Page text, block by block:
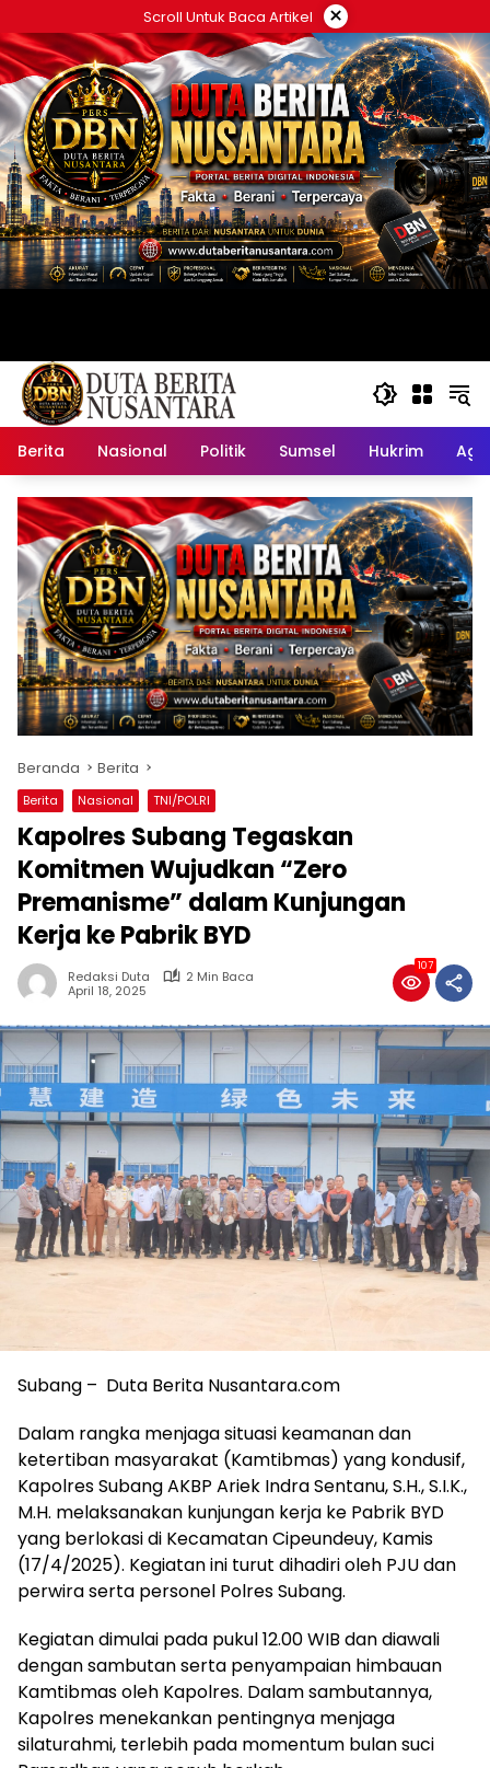
ke
konten
Scroll Untuk Baca Artikel ×
Berita Nasional Politik Sumsel Hukrim
Beranda Berita
Berita Nasional TNI/POLRI
Kapolres Subang Tegaskan
Komitmen Wujudkan “Zero
Premanisme” dalam Kunjungan
Kerja ke Pabrik BYD
Redaksi Duta
2 Min Baca
April 18, 2025
107
Subang – Duta Berita Nusantara.com
Dalam rangka menjaga situasi keamanan dan
ketertiban masyarakat (Kamtibmas) yang kondusif,
Kapolres Subang AKBP Ariek Indra Sentanu, S.H., S.I.K.,
M.H. melaksanakan kunjungan kerja ke Pabrik BYD
yang berlokasi di Kecamatan Cipeundeuy, Kamis
(17/4/2025). Kegiatan ini turut dihadiri oleh PJU dan
perwira serta personel Polres Subang.
Kegiatan dimulai pada pukul 12.00 WIB dan diawali
dengan sambutan serta penyampaian himbauan
Kamtibmas oleh Kapolres. Dalam sambutannya,
Kapolres menekankan pentingnya menjaga
silaturahmi, terlebih pada momentum bulan suci